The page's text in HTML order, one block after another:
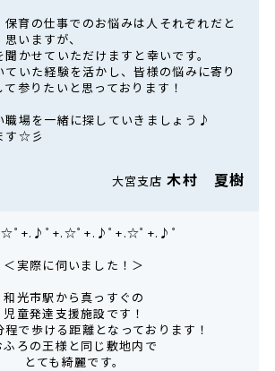
保育の仕事でのお悩みは人それぞれだと
思いますが、
かせていただけますと幸いです。
いた経験を活かし、皆様の悩みに寄り
参りたいと思っております！
職場を一緒に探していきましょう♪
す☆彡
大宮支店木村 夏樹
ﾟ+.♪ﾟ+.☆ﾟ+.♪ﾟ+.☆ﾟ+.♪ﾟ
＜実際に伺いました！＞
和光市駅から真っすぐの
児童発達支援施設です！
で歩ける距離となっております！
ふろの王様と同じ敷地内で
とても綺麗です。